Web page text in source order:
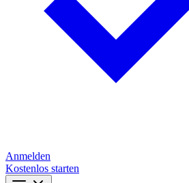
Anmelden
Kostenlos starten